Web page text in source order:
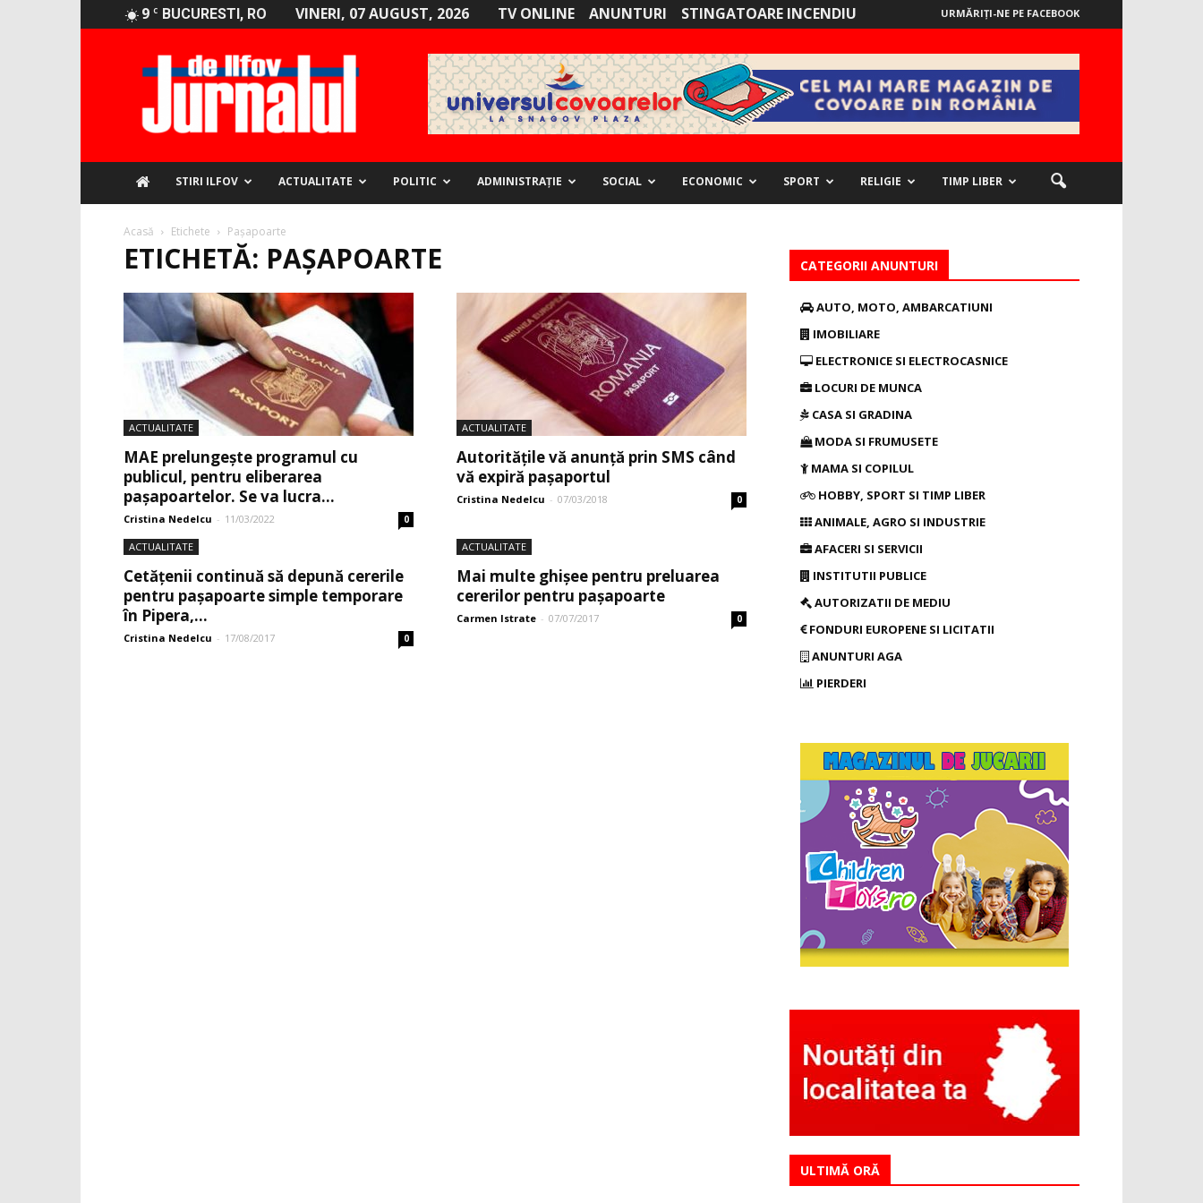
9 C BUCURESTI, RO VINERI, 07 AUGUST, 2026 TV ONLINE ANUNTURI STINGATOARE INCENDIU URMĂRIȚI-NE PE FACEBOOK
STIRI ILFOV ACTUALITATE POLITIC ADMINISTRAȚIE SOCIAL ECONOMIC SPORT RELIGIE TIMP LIBER
Acasă Etichete Pașapoarte
ETICHETĂ: PAȘAPOARTE
ACTUALITATE
MAE prelungește programul cu
publicul, pentru eliberarea
paşapoartelor. Se va lucra...
Cristina Nedelcu - 11/03/2022 0
ACTUALITATE
Autoritățile vă anunță prin SMS când
vă expiră pașaportul
Cristina Nedelcu - 07/03/2018 0
ACTUALITATE
Cetățenii continuă să depună cererile
pentru pașapoarte simple temporare
în Pipera,...
Cristina Nedelcu - 17/08/2017 0
ACTUALITATE
Mai multe ghișee pentru preluarea
cererilor pentru pașapoarte
Carmen Istrate - 07/07/2017 0
CATEGORII ANUNTURI
AUTO, MOTO, AMBARCATIUNI
IMOBILIARE
ELECTRONICE SI ELECTROCASNICE
LOCURI DE MUNCA
CASA SI GRADINA
MODA SI FRUMUSETE
MAMA SI COPILUL
HOBBY, SPORT SI TIMP LIBER
ANIMALE, AGRO SI INDUSTRIE
AFACERI SI SERVICII
INSTITUTII PUBLICE
AUTORIZATII DE MEDIU
FONDURI EUROPENE SI LICITATII
ANUNTURI AGA
PIERDERI
ULTIMĂ ORĂ